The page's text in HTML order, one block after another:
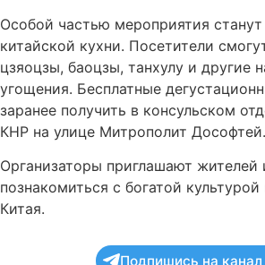
Особой частью мероприятия
китайской кухни. Посетители
цзяоцзы, баоцзы, танхулу и другие
угощения. Бесплатные
заранее получить в консульском
КНР на улице Митрополит Дософтей.
Организаторы приглашают жителей
познакомиться с богатой
Китая.
Подпишись на канал